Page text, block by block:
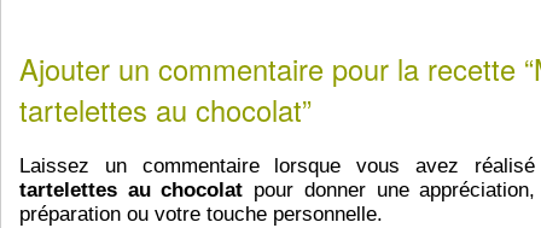
Ajouter un commentaire pour la recette
tartelettes au chocolat”
Laissez un commentaire lorsque vous avez
tartelettes au chocolat pour donner une
préparation ou votre touche personnelle.